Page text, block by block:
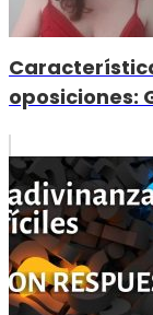
oposiciones: